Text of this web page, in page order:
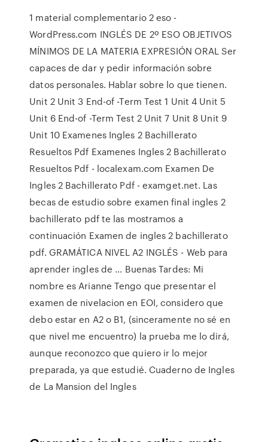
1 material complementario 2 eso -
WordPress.com INGLÉS DE 2º ESO OBJETIVOS
MÍNIMOS DE LA MATERIA EXPRESIÓN ORAL Ser
capaces de dar y pedir información sobre
datos personales. Hablar sobre lo que tienen.
Unit 2 Unit 3 End-of -Term Test 1 Unit 4 Unit 5
Unit 6 End-of -Term Test 2 Unit 7 Unit 8 Unit 9
Unit 10 Examenes Ingles 2 Bachillerato
Resueltos Pdf Examenes Ingles 2 Bachillerato
Resueltos Pdf - localexam.com Examen De
Ingles 2 Bachillerato Pdf - examget.net. Las
becas de estudio sobre examen final ingles 2
bachillerato pdf te las mostramos a
continuación Examen de ingles 2 bachillerato
pdf. GRAMÁTICA NIVEL A2 INGLÉS - Web para
aprender ingles de ... Buenas Tardes: Mi
nombre es Arianne Tengo que presentar el
examen de nivelacion en EOI, considero que
debo estar en A2 o B1, (sinceramente no sé en
que nivel me encuentro) la prueba me lo dirá,
aunque reconozco que quiero ir lo mejor
preparada, ya que estudié. Cuaderno de Ingles
de La Mansion del Ingles